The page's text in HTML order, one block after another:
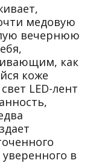
медовую
вечернюю
как
коже
LED-лент
в